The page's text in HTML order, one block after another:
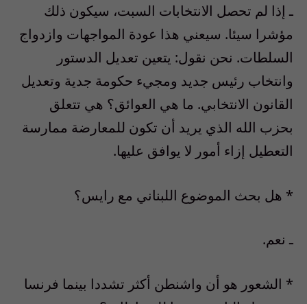
ـ إذا لم تحصل الانتخابات السبت، سيكون ذلك
مؤشرا سيئا. سيعني هذا عودة المواجهات وازدواج
السلطات. نحن نقول: يتعين تعديل الدستور
وانتخاب رئيس جديد ومجيء حكومة جدية وتعديل
القانون الانتخابي. ما هي العوائق؟ هي تتعلق
بحزب الله الذي يريد أن تكون للمعارضة ممارسة
التعطيل إزاء أمور لا يوافق عليها.
* هل بحث الموضوع اللبناني مع رايس؟
ـ نعم.
* الشعور هو أن واشنطن أكثر تشددا بينما فرنسا